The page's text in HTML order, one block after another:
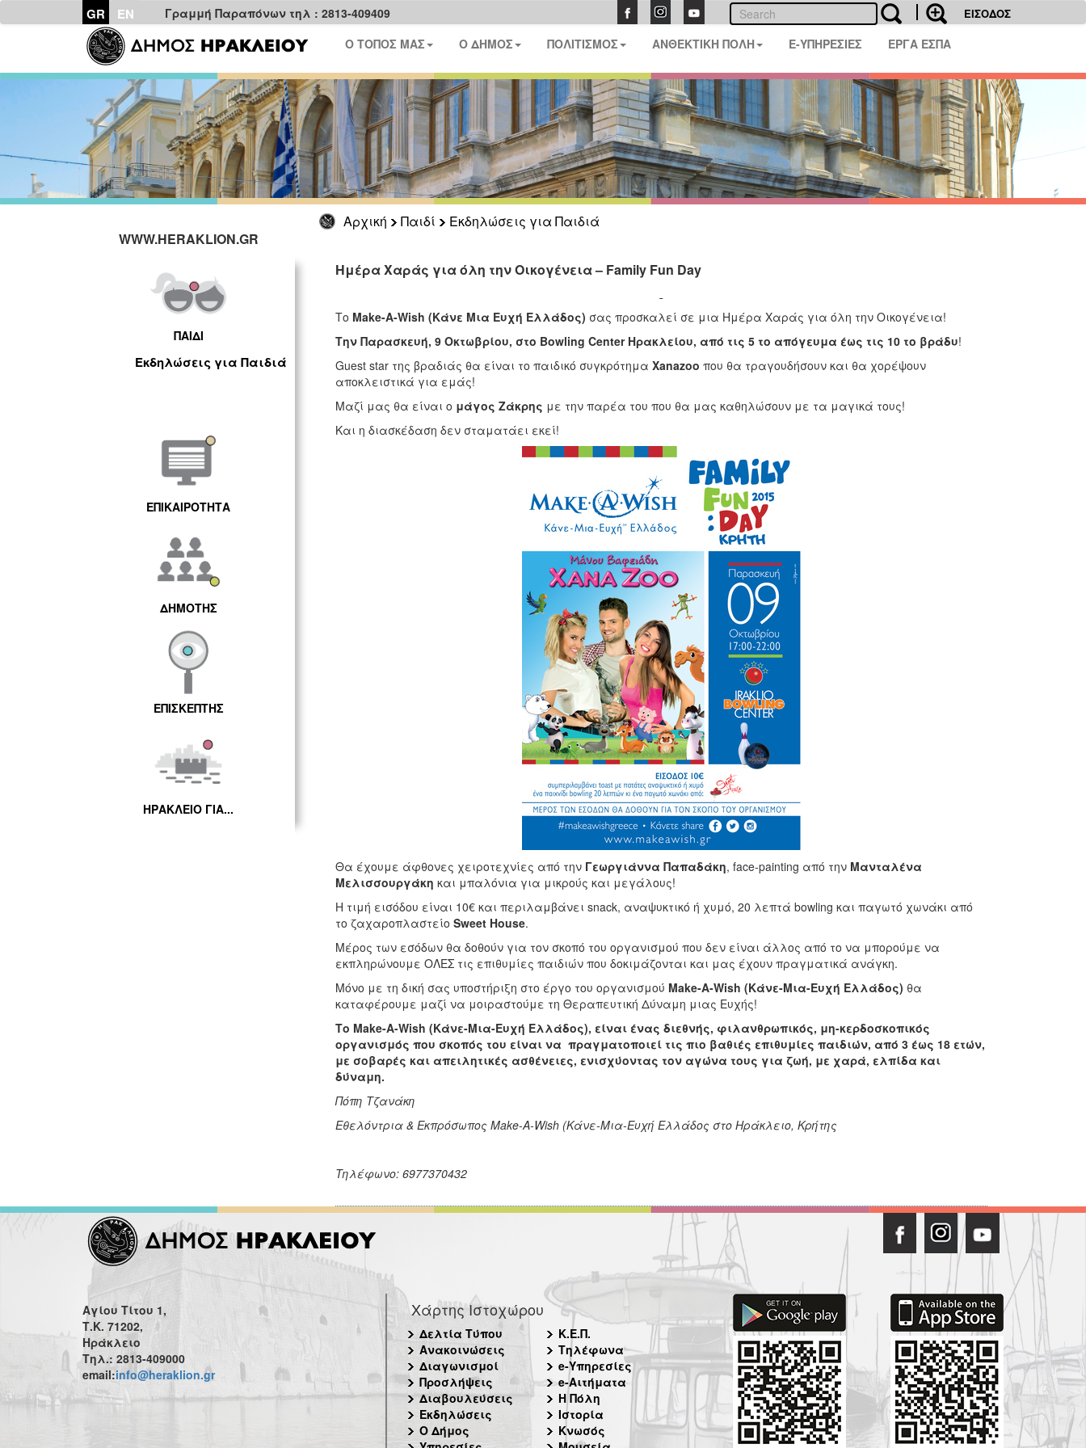
GR EN Γραμμή Παραπόνων τηλ : 2813-409409 ΕΙΣΟΔΟΣ
Ο ΤΟΠΟΣ ΜΑΣ Ο ΔΗΜΟΣ ΠΟΛΙΤΙΣΜΟΣ ΑΝΘΕΚΤΙΚΗ ΠΟΛΗ E-ΥΠΗΡΕΣΙΕΣ ΕΡΓΑ ΕΣΠΑ
Αρχική Παιδί
Εκδηλώσεις για Παιδιά
WWW.HERAKLION.GR
ΠΑΙΔΙ
Εκδηλώσεις για Παιδιά
ΕΠΙΚΑΙΡΟΤΗΤΑ
ΔΗΜΟΤΗΣ
ΕΠΙΣΚΕΠΤΗΣ
ΗΡΑΚΛΕΙΟ ΓΙΑ...
Ημέρα Χαράς για όλη την Οικογένεια – Family Fun Day
Το Make-A-Wish (Κάνε Μια Ευχή Ελλάδος) σας προσκαλεί σε μια Ημέρα Χαράς για όλη την Οικογένεια!
Την Παρασκευή, 9 Οκτωβρίου, στο Bowling CenterΗρακλείου, από τις 5 το απόγευμα έως τις 10 το βράδυ!
Guest star της βραδιάς θα είναι το παιδικό συγκρότημα Xanazoo που θα τραγουδήσουν και θα χορέψουν
αποκλειστικά για εμάς!
Μαζί μας θα είναι ο μάγος Ζάκρης με την παρέα του που θα μας καθηλώσουν με τα μαγικά τους!
Και η διασκέδαση δεν σταματάει εκεί!
Θα έχουμε άφθονες χειροτεχνίες από την Γεωργιάννα Παπαδάκη, face-painting από την Μανταλένα
Μελισσουργάκη και μπαλόνια για μικρούς και μεγάλους!
Η τιμή εισόδου είναι 10€ και περιλαμβάνει snack, αναψυκτικό ή χυμό, 20 λεπτά bowling και παγωτό χωνάκι από
το ζαχαροπλαστείο Sweet House.
Μέρος των εσόδων θα δοθούν για τον σκοπό του οργανισμού που δεν είναι άλλος από το να μπορούμε να
εκπληρώνουμε ΟΛΕΣ τις επιθυμίες παιδιών που δοκιμάζονται και μας έχουν πραγματικά ανάγκη.
Μόνο με τη δική σας υποστήριξη στο έργο του οργανισμού Make-A-Wish (Κάνε-Μια-Ευχή Ελλάδος) θα
καταφέρουμε μαζί να μοιραστούμε τη Θεραπευτική Δύναμη μιας Ευχής!
Το Make-A-Wish (Κάνε-Μια-Ευχή Ελλάδος), είναι ένας διεθνής, φιλανθρωπικός, μη-κερδοσκοπικός
οργανισμός που σκοπός του είναι να πραγματοποιεί τις πιο βαθιές επιθυμίες παιδιών, από 3 έως 18 ετών,
με σοβαρές και απειλητικές ασθένειες, ενισχύοντας τον αγώνα τους για ζωή, με χαρά, ελπίδα και
δύναμη.
Πόπη Τζανάκη
Εθελόντρια & Εκπρόσωπος Make-A-Wish(Κάνε-Μια-Ευχή Ελλάδος στο Ηράκλειο, Κρήτης
Τηλέφωνο: 6977370432
Αγίου Τίτου 1,
Τ.Κ. 71202,
Ηράκλειο
Τηλ.: 2813-409000
email:info@heraklion.gr
Χάρτης Ιστοχώρου
Δελτία Τύπου
Ανακοινώσεις
Διαγωνισμοί
Προσλήψεις
Διαβουλεύσεις
Εκδηλώσεις
Ο Δήμος
Κ.Ε.Π.
Τηλέφωνα
e-Υπηρεσίες
e-Αιτήματα
Η Πόλη
Ιστορία
Κνωσός